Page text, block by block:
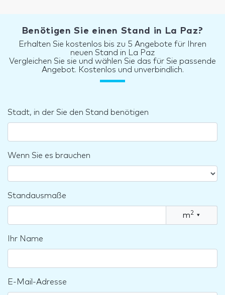
Benötigen Sie einen Stand in La Paz?
Erhalten Sie kostenlos bis zu 5 Angebote für Ihren
neuen Stand in La Paz
Vergleichen Sie sie und wählen Sie das für Sie passende
Angebot. Kostenlos und unverbindlich.
Stadt, in der Sie den Stand benötigen
Wenn Sie es brauchen
Standausmaße
m2 ▾
Ihr Name
E-Mail-Adresse